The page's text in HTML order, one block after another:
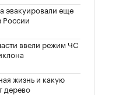
эвакуировали еще
России
ввели режим ЧС
жизнь и какую
дерево